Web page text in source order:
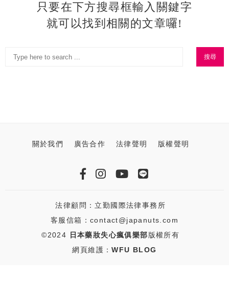
只要在下方搜尋框輸入關鍵字
就可以找到相關的文章囉!
關於我們 廣告合作 法律聲明 版權聲明
法律顧問：立勤國際法律事務所
客服信箱：contact@japanuts.com
©2024
日本藥妝失心瘋俱樂部版權所有
網頁維護：WFU BLOG